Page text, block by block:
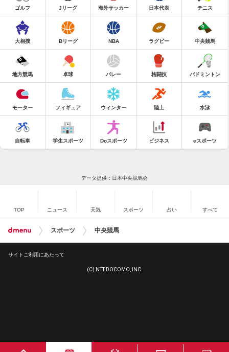
ゴルフ Jリーグ 海外サッカー 日本代表 テニス
大相撲 Bリーグ NBA ラグビー 中央競馬
地方競馬 卓球 バレー 格闘技 バドミントン
モーター フィギュア ウィンター 陸上 水泳
自転車 学生スポーツ Doスポーツ ビジネス eスポーツ
データ提供：日本中央競馬会
TOP ニュース 天気 スポーツ 占い すべて
スポーツ 中央競馬
サイトご利用にあたって
(C) NTT DOCOMO, INC.